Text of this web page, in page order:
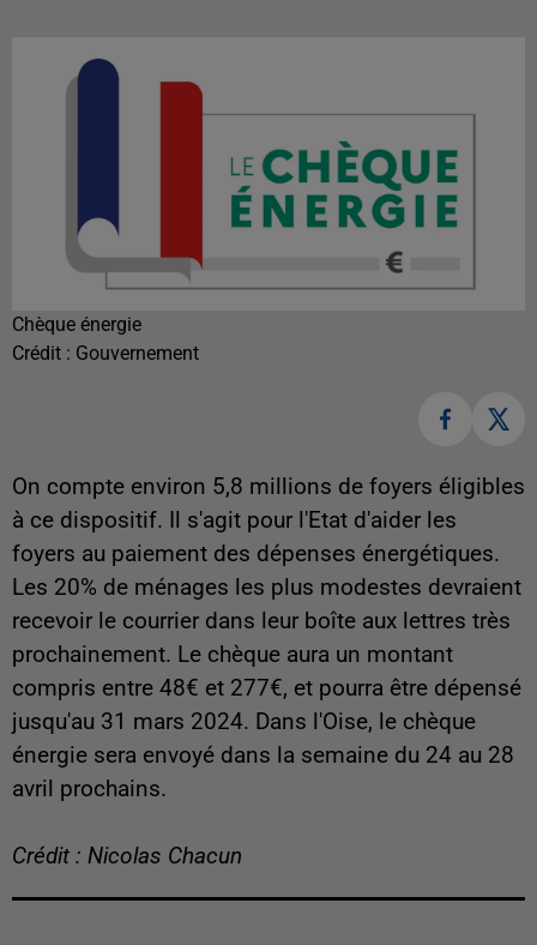
Chèque énergie
Crédit : Gouvernement
On compte environ 5,8 millions de foyers éligibles
à ce dispositif. Il s'agit pour l'Etat d'aider les
foyers au paiement des dépenses énergétiques.
Les 20% de ménages les plus modestes devraient
recevoir le courrier dans leur boîte aux lettres très
prochainement. Le chèque aura un montant
compris entre 48€ et 277€, et pourra être dépensé
jusqu'au 31 mars 2024. Dans l'Oise, le chèque
énergie sera envoyé dans la semaine du 24 au 28
avril prochains.
Crédit : Nicolas Chacun